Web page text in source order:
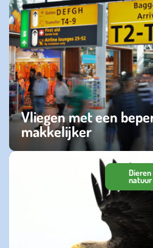
Vliegen met een
makkelijker
maandag 08 juni 2026
Dieren
natuur